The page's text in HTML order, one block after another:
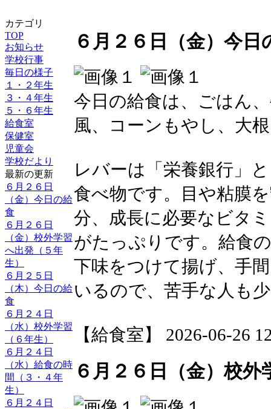
カテゴリ
TOP
お知らせ
学校行事
毎日の様子
１・２年生
３・４年生
５・６年生
給食室
保健室
児童会
学校だより
最新の更新
６月２６日
（金）今日の給
食
６月２６日
（金）校外学習
へ出発（５年
生）
６月２５日
（木）今日の給
食
６月２４日
（水）校外学習
（６年生）
６月２４日
（水）給食の時
間（３・４年
生）
６月２４日
６月２６日（金）今日
今日の給食は、ごはん
風、コーンもやし、大
レバーは「栄養銀行」
食べ物です。目や粘膜
分、成長に必要なビタ
がたっぷりです。給食
下味をつけて揚げ、手
いるので、苦手な人も
【給食室】 2026-06-26
６月２６日（金）校